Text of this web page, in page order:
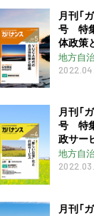
月刊「
号 特
体政策
地方自
月刊「
号 特
政サー
地方自
月刊「